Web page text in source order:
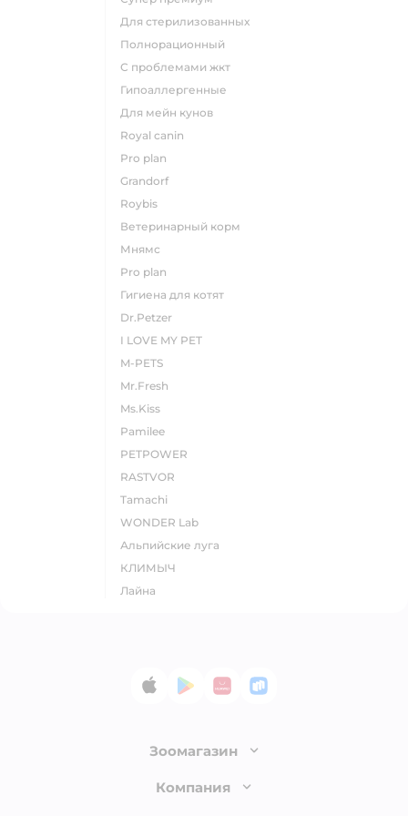
для стерилизованных
полнорационный
с проблемами жкт
гипоаллергенные
для мейн кунов
royal canin
pro plan
grandorf
roybis
ветеринарный корм
мнямс
pro plan
гигиена для котят
Dr.Petzer
I LOVE MY PET
M-PETS
Mr.Fresh
Ms.Kiss
Pamilee
PETPOWER
RASTVOR
Tamachi
WONDER Lab
Альпийские луга
КЛИМЫЧ
Лайна
App StoreGoogle Play
AppGallery
RuStore
Зоомагазин
Лицензия
Компания